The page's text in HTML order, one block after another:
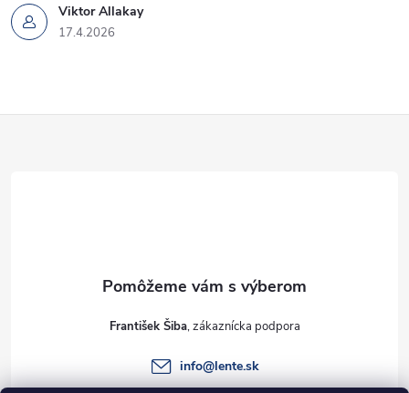
Viktor Allakay
17.4.2026
František Šiba
info@lente.sk